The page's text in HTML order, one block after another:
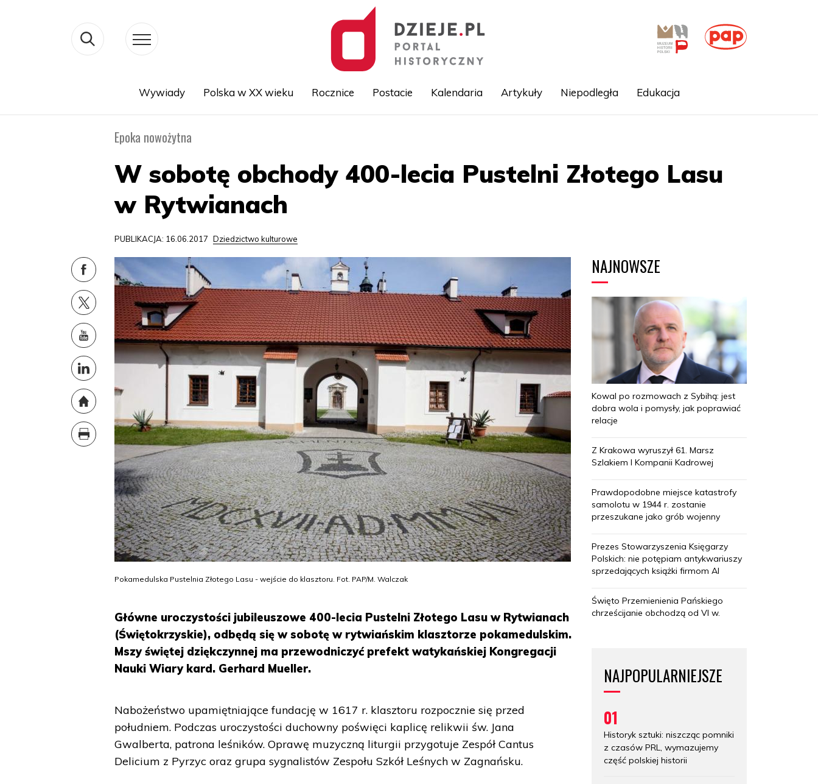
Wywiady Polska w XX wieku Rocznice Postacie Kalendaria Artykuły Niepodległa Edukacja
Epoka nowożytna
W sobotę obchody 400-lecia Pustelni Złotego Lasu
w Rytwianach
PUBLIKACJA: 16.06.2017 Dziedzictwo kulturowe
Pokamedulska Pustelnia Złotego Lasu - wejście do klasztoru. Fot. PAP/M. Walczak
Główne uroczystości jubileuszowe 400-lecia Pustelni Złotego Lasu w Rytwianach
(Świętokrzyskie), odbędą się w sobotę w rytwiańskim klasztorze pokamedulskim.
Mszy świętej dziękczynnej ma przewodniczyć prefekt watykańskiej Kongregacji
Nauki Wiary kard. Gerhard Mueller.
Nabożeństwo upamiętniające fundację w 1617 r. klasztoru rozpocznie się przed
południem. Podczas uroczystości duchowny poświęci kaplicę relikwii św. Jana
Gwalberta, patrona leśników. Oprawę muzyczną liturgii przygotuje Zespół Cantus
Delicium z Pyrzyc oraz grupa sygnalistów Zespołu Szkół Leśnych w Zagnańsku.
NAJNOWSZE
Kowal po rozmowach z Sybihą: jest
dobra wola i pomysły, jak poprawiać
relacje
Z Krakowa wyruszył 61. Marsz
Szlakiem I Kompanii Kadrowej
Prawdopodobne miejsce katastrofy
samolotu w 1944 r. zostanie
przeszukane jako grób wojenny
Prezes Stowarzyszenia Księgarzy
Polskich: nie potępiam antykwariuszy
sprzedających książki firmom AI
Święto Przemienienia Pańskiego
chrześcijanie obchodzą od VI w.
NAJPOPULARNIEJSZE
01
Historyk sztuki: niszcząc pomniki
z czasów PRL, wymazujemy
część polskiej historii